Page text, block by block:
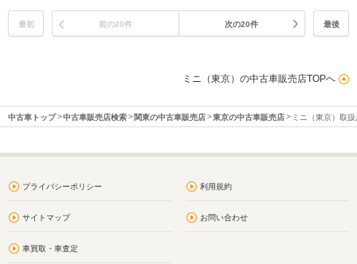
最初 前の20件 次の20件 最後
ミニ（東京）の中古車販売店TOPへ
中古車トップ 中古車販売店検索 関東の中古車販売店 東京の中古車販売店 ミニ（東京）取
プライバシーポリシー 利用規約
サイトマップ お問い合わせ
車買取・車査定